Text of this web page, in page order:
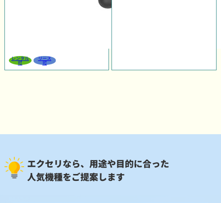
レンタル
可
リース
可
エクセリなら、用途や目的に合った
人気機種をご提案します